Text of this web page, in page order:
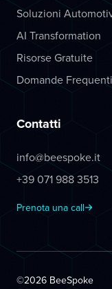
Soluzioni
AI Transformation
Risorse Gratuite
Domande Frequenti
Contatti
info@beespoke.it
+39 071 988 3513
Prenota una call
©2026 BeeSpoke